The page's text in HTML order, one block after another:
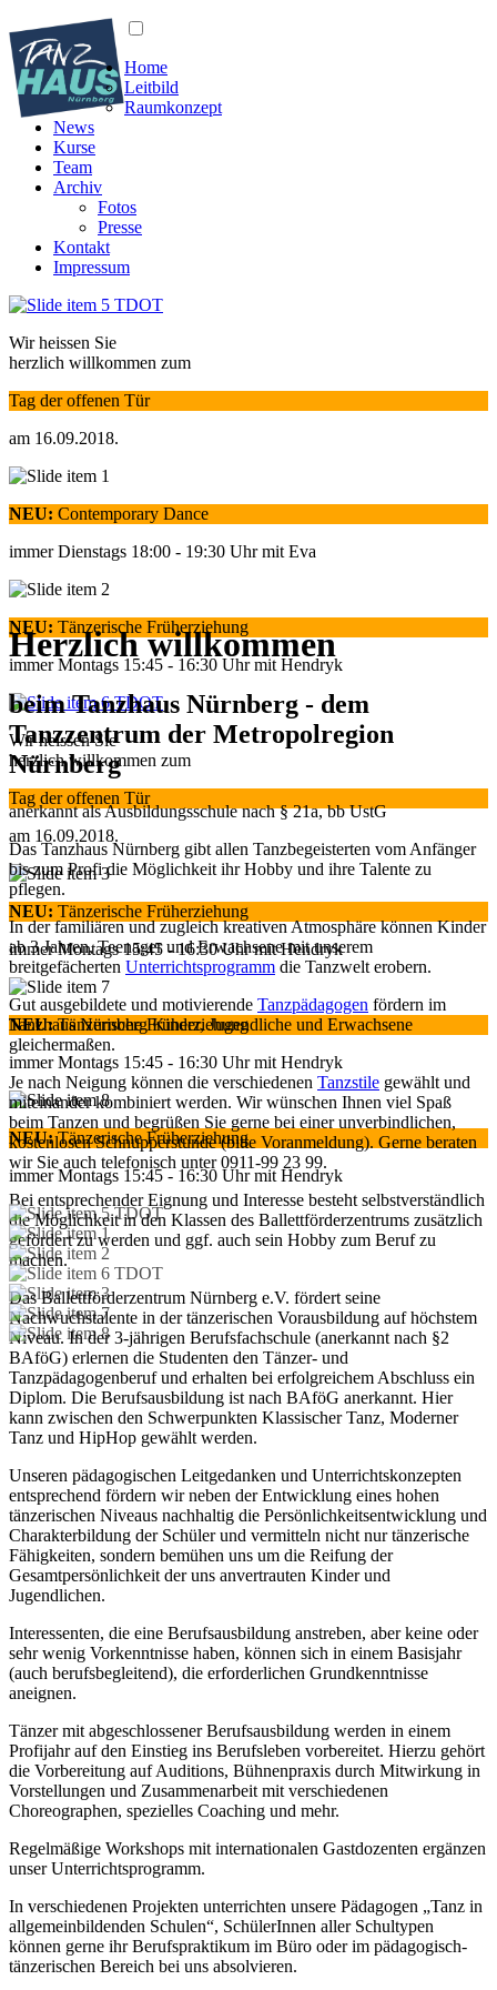
Home
Leitbild
Raumkonzept
News
Kurse
Team
Archiv
Fotos
Presse
Kontakt
Impressum
Wir heissen Sie
herzlich willkommen zum
Tag der offenen Tür
am 16.09.2018.
NEU: Contemporary Dance
immer Dienstags 18:00 - 19:30 Uhr mit Eva
NEU: Tänzerische Früherziehung
immer Montags 15:45 - 16:30 Uhr mit Hendryk
Wir heissen Sie
herzlich willkommen zum
Tag der offenen Tür
am 16.09.2018.
NEU: Tänzerische Früherziehung
immer Montags 15:45 - 16:30 Uhr mit Hendryk
NEU:Tänzerische Früherziehung
immer Montags 15:45 - 16:30 Uhr mit Hendryk
NEU:Tänzerische Früherziehung
immer Montags 15:45 - 16:30 Uhr mit Hendryk
Herzlich willkommen
beim Tanzhaus Nürnberg - dem
Tanzzentrum der Metropolregion
Nürnberg
anerkannt als Ausbildungsschule nach § 21a, bb UstG
Das Tanzhaus Nürnberg gibt allen Tanzbegeisterten vom Anfänger
bis zum Profi die Möglichkeit ihr Hobby und ihre Talente zu
pflegen.
In der familiären und zugleich kreativen Atmosphäre können Kinder
ab 3 Jahren, Teenager und Erwachsene mit unserem
breitgefächerten Unterrichtsprogramm die Tanzwelt erobern.
Gut ausgebildete und motivierende Tanzpädagogen fördern im
Tanzhaus Nürnberg Kinder, Jugendliche und Erwachsene
gleichermaßen.
Je nach Neigung können die verschiedenen Tanzstile gewählt und
miteinander kombiniert werden. Wir wünschen Ihnen viel Spaß
beim Tanzen und begrüßen Sie gerne bei einer unverbindlichen,
kostenlosen Schnupperstunde (bitte Voranmeldung). Gerne beraten
wir Sie auch telefonisch unter 0911-99 23 99.
Bei entsprechender Eignung und Interesse besteht selbstverständlich
die Möglichkeit in den Klassen des Ballettförderzentrums zusätzlich
gefördert zu werden und ggf. auch sein Hobby zum Beruf zu
machen.
Das Ballettförderzentrum Nürnberg e.V. fördert seine
Nachwuchstalente in der tänzerischen Vorausbildung auf höchstem
Niveau. In der 3-jährigen Berufsfachschule (anerkannt nach §2
BAföG) erlernen die Studenten den Tänzer- und
Tanzpädagogenberuf und erhalten bei erfolgreichem Abschluss ein
Diplom. Die Berufsausbildung ist nach BAföG anerkannt. Hier
kann zwischen den Schwerpunkten Klassischer Tanz, Moderner
Tanz und HipHop gewählt werden.
Unseren pädagogischen Leitgedanken und Unterrichtskonzepten
entsprechend fördern wir neben der Entwicklung eines hohen
tänzerischen Niveaus nachhaltig die Persönlichkeitsentwicklung und
Charakterbildung der Schüler und vermitteln nicht nur tänzerische
Fähigkeiten, sondern bemühen uns um die Reifung der
Gesamtpersönlichkeit der uns anvertrauten Kinder und
Jugendlichen.
Interessenten, die eine Berufsausbildung anstreben, aber keine oder
sehr wenig Vorkenntnisse haben, können sich in einem Basisjahr
(auch berufsbegleitend), die erforderlichen Grundkenntnisse
aneignen.
Tänzer mit abgeschlossener Berufsausbildung werden in einem
Profijahr auf den Einstieg ins Berufsleben vorbereitet. Hierzu gehört
die Vorbereitung auf Auditions, Bühnenpraxis durch Mitwirkung in
Vorstellungen und Zusammenarbeit mit verschiedenen
Choreographen, spezielles Coaching und mehr.
Regelmäßige Workshops mit internationalen Gastdozenten ergänzen
unser Unterrichtsprogramm.
In verschiedenen Projekten unterrichten unsere Pädagogen „Tanz in
allgemeinbildenden Schulen“, SchülerInnen aller Schultypen
können gerne ihr Berufspraktikum im Büro oder im pädagogisch-
tänzerischen Bereich bei uns absolvieren.